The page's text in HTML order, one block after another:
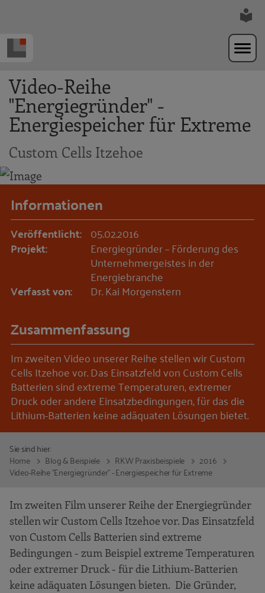
Video-Reihe
"Energiegründer" -
Energiespeicher für Extreme
Custom Cells Itzehoe
Informationen
Veröffentlicht: 05.02.2016
Projekt: Energiegründer – Förderung des
Unternehmergeistes in der
Energiebranche
Verfasst von: Dr. Kai Morgenstern
Zusammenfassung
Im zweiten Video unserer Reihe stellen wir Custom
Cells Itzehoe vor. Das Einsatzfeld von Custom Cells
Batterien sind extreme Temperaturen, extremer
Druck oder andere Einsatzbedingungen, für das die
Lithium-Batterien keine adäquaten Lösungen bietet.
Sie sind hier:
Home
Blog & Beispiele RKW Praxisbeispiele
2016
Video-Reihe "Energiegründer" - Energiespeicher für Extreme
Im zweiten Film unserer Reihe der Energiegründer
stellen wir Custom Cells Itzehoe vor. Das Einsatzfeld
von Custom Cells Batterien sind extreme
Bedingungen - zum Beispiel extreme Temperaturen
oder extremer Druck - für die Lithium-Batterien
keine adäquaten Lösungen bieten. Die Gründer,